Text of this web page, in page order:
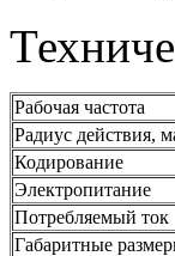
Рабочая частота
Радиус действия,
Кодирование
Электропитание
Потребляемый ток
Габаритные